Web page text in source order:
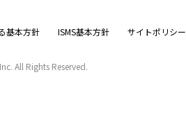
基本方針 ISMS基本方針 サイトポリシー
All Rights Reserved.